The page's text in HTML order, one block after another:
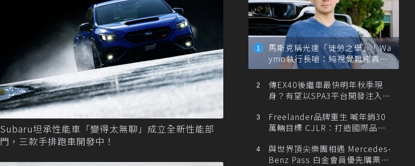
Subaru坦承性能車「變得太無聊」成立全新性能部
門，三款手排跑車開發中！
馬斯克稱光達「徒勞之舉」！Wa
ymo執行長嗆：純視覺難達真正
自動駕駛
傳EX40後繼車最快明年秋季現
身？有望以SPA3平台開發注入80
Freelander品牌重生 喊年銷30
萬輛目標 CJLR：打造國際品牌
與世界頂尖樂團相遇 Mercedes-
Benz Pass 白金會員優先購票維